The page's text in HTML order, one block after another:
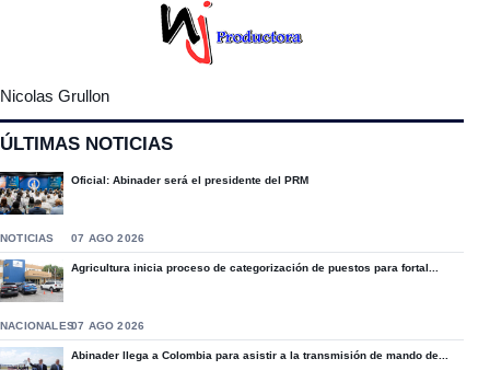
Nicolas Grullon
ÚLTIMAS NOTICIAS
Oficial: Abinader será el presidente del PRM
NOTICIAS 07 AGO 2026
Agricultura inicia proceso de categorización de puestos para fortal...
NACIONALES07 AGO 2026
Abinader llega a Colombia para asistir a la transmisión de mando de...